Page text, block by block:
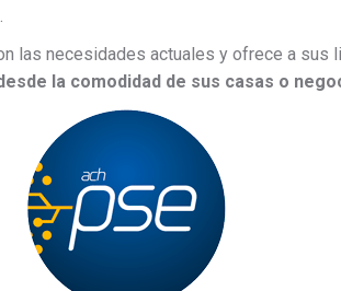
las necesidades actuales y ofrece a sus
la comodidad de sus casas o